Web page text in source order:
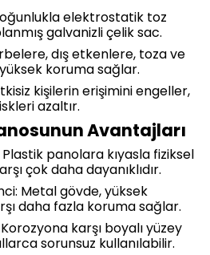
elektrostatik toz
galvanizli çelik sac.
dış etkenlere, toza ve
koruma sağlar.
kişilerin erişimini engeller,
azaltır.
Avantajları
Plastik panolara kıyasla fiziksel
çok daha dayanıklıdır.
Metal gövde, yüksek
daha fazla koruma sağlar.
karşı boyalı yüzey
sorunsuz kullanılabilir.